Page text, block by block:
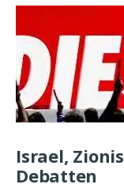
Israel,
Debatten